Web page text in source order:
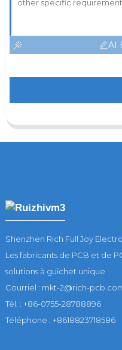
AI
Shenzhen Rich Full Joy
Les fabricants de PCB et de
solutions à guichet unique
Courriel : mkt-2@rich-
Tél. : +86-0755-28788896
Téléphone : +8618823718586